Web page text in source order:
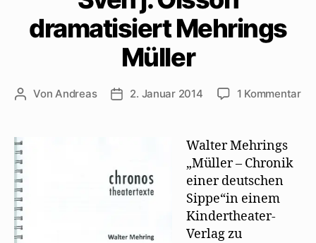
dramatisiert Mehrings
Müller
Beitragsautor
VonAndreas Beitragsdatum
2. Januar 2014 1 Kommentarzu
Walter Mehrings
„Müller – Chronik
einer deutschen
Sippe“in einem
Kindertheater-
Verlag zu